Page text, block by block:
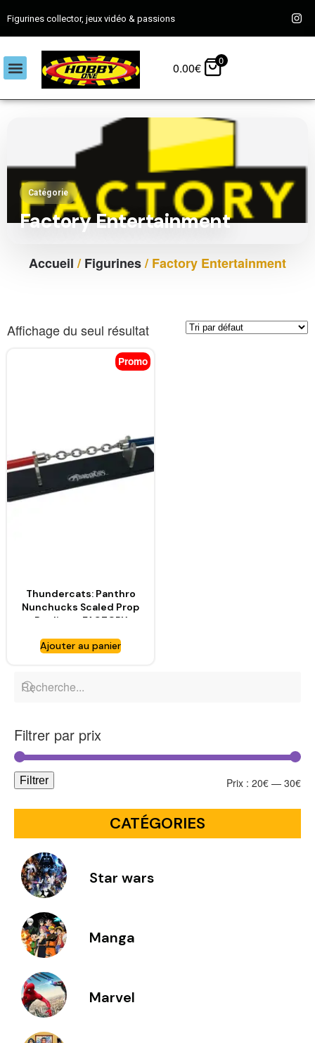
Figurines collector, jeux vidéo & passions
0.00€ 0
Catégorie
Factory Entertainment
Accueil /Figurines/ Factory Entertainment
Affichage du seul résultat
Promo
Thundercats: Panthro
Nunchucks Scaled Prop
Replica – FACTORY
Ajouter au panier
Filtrer par prix
Filtrer Prix : 20€ — 30€
CATÉGORIES
Star wars
Manga
Marvel